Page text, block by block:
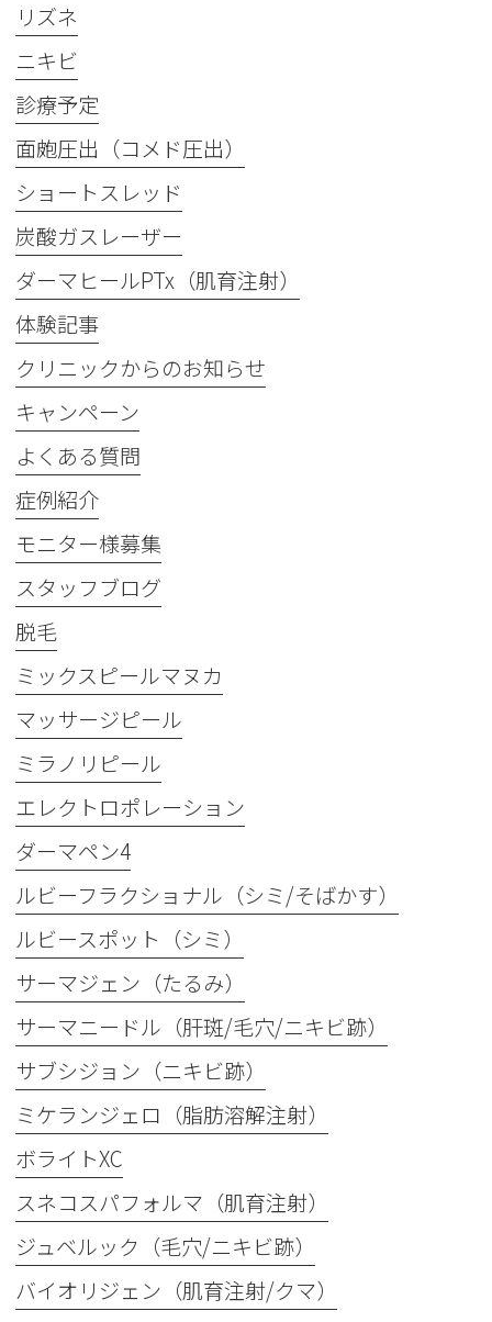
リズネ
ニキビ
診療予定
面皰圧出（コメド圧出）
ショートスレッド
炭酸ガスレーザー
ダーマヒールPTx（肌育注射）
体験記事
クリニックからのお知らせ
キャンペーン
よくある質問
症例紹介
モニター様募集
スタッフブログ
脱毛
ミックスピールマヌカ
マッサージピール
ミラノリピール
エレクトロポレーション
ダーマペン4
ルビーフラクショナル（シミ/そばかす）
ルビースポット（シミ）
サーマジェン（たるみ）
サーマニードル（肝斑/毛穴/ニキビ跡）
サブシジョン（ニキビ跡）
ミケランジェロ（脂肪溶解注射）
ボライトXC
スネコスパフォルマ（肌育注射）
ジュベルック（毛穴/ニキビ跡）
バイオリジェン（肌育注射/クマ）